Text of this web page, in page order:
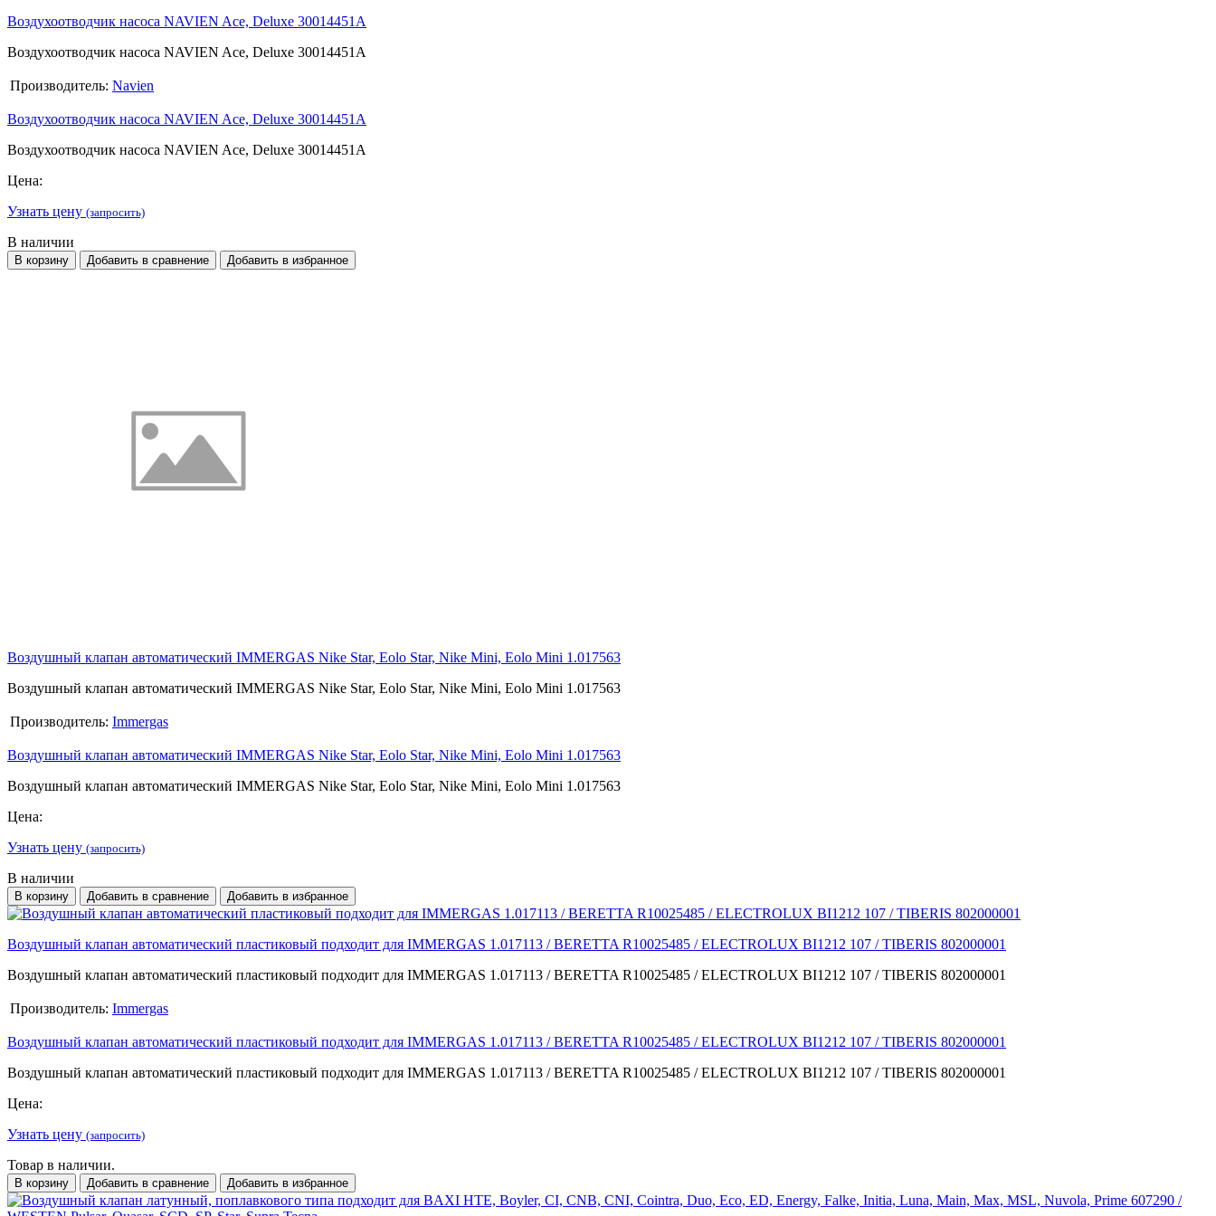
Воздухоотводчик насоса NAVIEN Ace, Deluxe 30014451A
Воздухоотводчик насоса NAVIEN Ace, Deluxe 30014451A
Производитель: Navien
Воздухоотводчик насоса NAVIEN Ace, Deluxe 30014451A
Воздухоотводчик насоса NAVIEN Ace, Deluxe 30014451A
Цена:
Узнать цену (запросить)
В наличии
В корзину Добавить в сравнение Добавить в избранное
Воздушный клапан автоматический IMMERGAS Nike Star, Eolo Star, Nike Mini, Eolo Mini 1.017563
Воздушный клапан автоматический IMMERGAS Nike Star, Eolo Star, Nike Mini, Eolo Mini 1.017563
Производитель: Immergas
Воздушный клапан автоматический IMMERGAS Nike Star, Eolo Star, Nike Mini, Eolo Mini 1.017563
Воздушный клапан автоматический IMMERGAS Nike Star, Eolo Star, Nike Mini, Eolo Mini 1.017563
Цена:
Узнать цену (запросить)
В наличии
В корзину Добавить в сравнение Добавить в избранное
Воздушный клапан автоматический пластиковый подходит для IMMERGAS 1.017113 / BERETTA R10025485 / ELECTROLUX BI1212 107 / TIBERIS 802000001
Воздушный клапан автоматический пластиковый подходит для IMMERGAS 1.017113 / BERETTA R10025485 / ELECTROLUX BI1212 107 / TIBERIS 802000001
Производитель: Immergas
Воздушный клапан автоматический пластиковый подходит для IMMERGAS 1.017113 / BERETTA R10025485 / ELECTROLUX BI1212 107 / TIBERIS 802000001
Воздушный клапан автоматический пластиковый подходит для IMMERGAS 1.017113 / BERETTA R10025485 / ELECTROLUX BI1212 107 / TIBERIS 802000001
Цена:
Узнать цену (запросить)
Товар в наличии.
В корзину Добавить в сравнение Добавить в избранное